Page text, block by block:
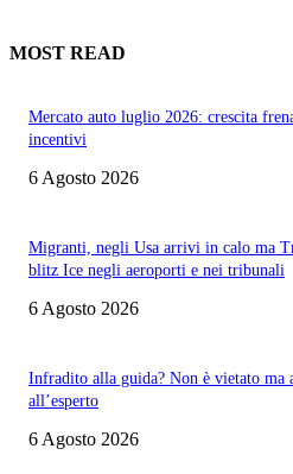
MOST READ
Mercato auto luglio 2026: crescita
incentivi
6 Agosto 2026
Migranti, negli Usa arrivi in calo ma
blitz Ice negli aeroporti e nei tribunali
6 Agosto 2026
Infradito alla guida? Non è vietato ma
all’esperto
6 Agosto 2026